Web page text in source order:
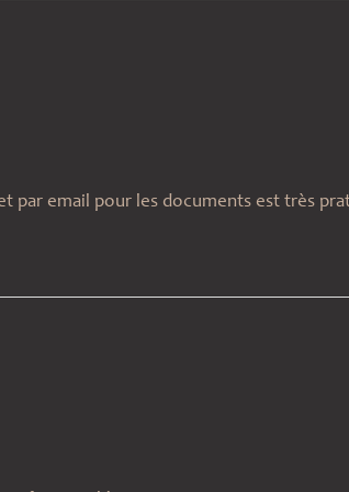
par email pour les documents est très